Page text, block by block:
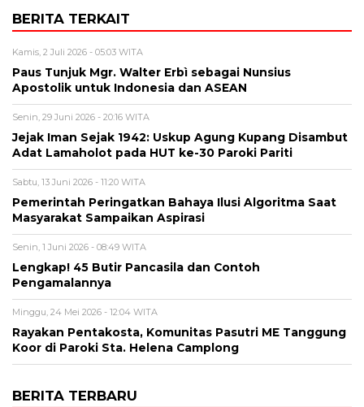
BERITA TERKAIT
Kamis, 2 Juli 2026 - 05:03 WITA
Paus Tunjuk Mgr. Walter Erbì sebagai Nunsius
Apostolik untuk Indonesia dan ASEAN
Senin, 29 Juni 2026 - 20:16 WITA
Jejak Iman Sejak 1942: Uskup Agung Kupang Disambut
Adat Lamaholot pada HUT ke-30 Paroki Pariti
Sabtu, 13 Juni 2026 - 11:20 WITA
Pemerintah Peringatkan Bahaya Ilusi Algoritma Saat
Masyarakat Sampaikan Aspirasi
Senin, 1 Juni 2026 - 08:49 WITA
Lengkap! 45 Butir Pancasila dan Contoh
Pengamalannya
Minggu, 24 Mei 2026 - 12:04 WITA
Rayakan Pentakosta, Komunitas Pasutri ME Tanggung
Koor di Paroki Sta. Helena Camplong
BERITA TERBARU